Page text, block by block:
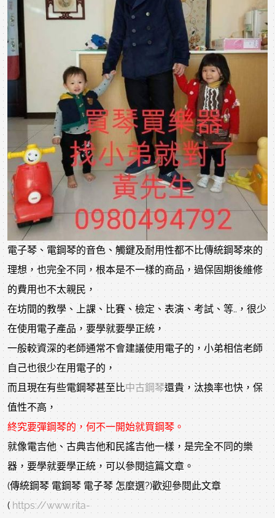
電子琴、電鋼琴的音色、觸鍵及耐用性都不比傳統鋼琴來的
理想，也完全不同，根本是不一樣的商品，過保固期後維修
的費用也不太親民，
在坊間的教學、上課、比賽、檢定、表演、考試、等..，很少
在使用電子產品，要學就要學正統，
一般較資深的老師通常不會建議使用電子的，小弟相信老師
自己也很少在用電子的，
而且現在有些電鋼琴甚至比中古鋼琴還貴，汰換率也快，保
值性不高，
終究要彈鋼琴的，何不一開始就買鋼琴。
就像電吉他、古典吉他和民謠吉他一樣，是完全不同的樂
器，要學就要學正統，可以參閱這篇文章。
(傳統鋼琴 電鋼琴 電子琴 怎麼選?)歡迎參閱此文章
( https://www.rita-